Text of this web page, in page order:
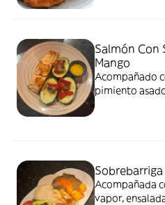
Salmón Con
Mango
Acompañado
pimiento
Sobrebarriga
Acompañada
vapor,